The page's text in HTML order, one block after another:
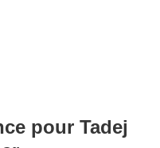
pour Tadej